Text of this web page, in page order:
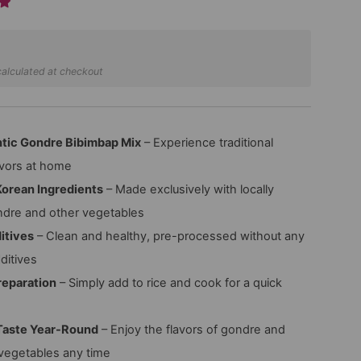
at checkout
Gondre Bibimbap Mix– Experience traditional
at home
Ingredients– Made exclusively with locally
and other vegetables
– Clean and healthy, pre-processed without any
– Simply add to rice and cook for a quick
Year-Round– Enjoy the flavors of gondre and
any time